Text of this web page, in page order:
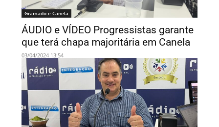
Gramado e Canela
ÁUDIO e VÍDEO Progressistas garante
que terá chapa majoritária em Canela
03/04/2024 13:54